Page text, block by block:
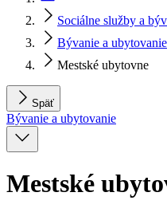
Sociálne služby a
Bývanie a ubytovanie
Mestské ubytovne
Späť
Bývanie a ubytovanie
Mestské